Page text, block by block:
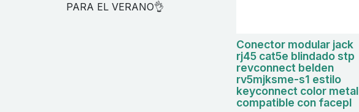
PARA EL VERANO👌
Conector modular jack
rj45 cat5e blindado stp
revconnect belden
rv5mjksme-s1 estilo
keyconnect color metal
compatible con facepl